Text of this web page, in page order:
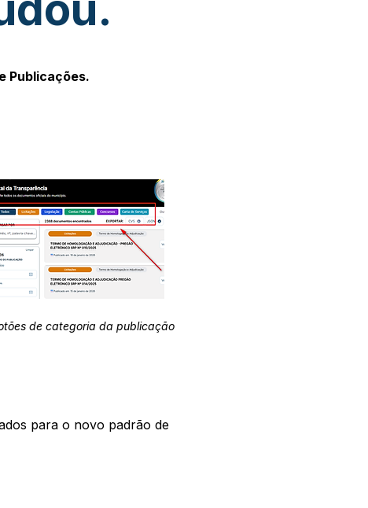
Publicações.
de categoria da publicação
para o novo padrão de